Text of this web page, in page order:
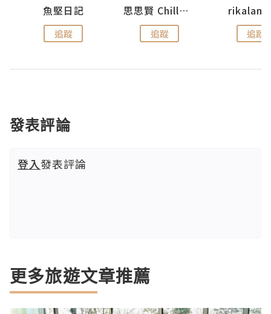
魚堅日記
追蹤
思思賢 ChillMyBabe
追蹤 追蹤
發表評論
登入發表評論
更多旅遊文章推薦